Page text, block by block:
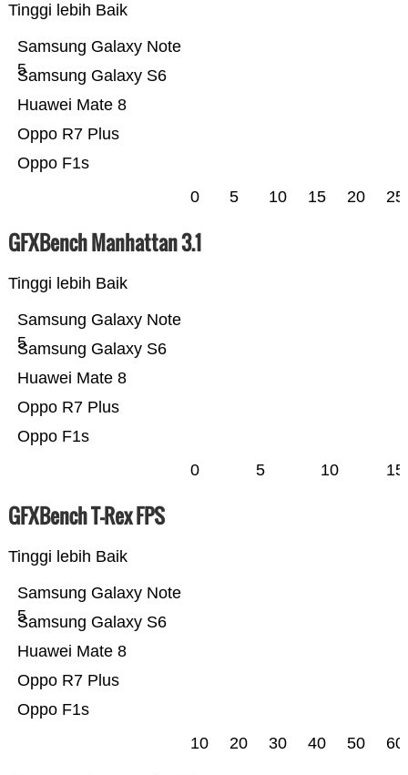
Tinggi lebih Baik
Oppo F1s
Oppo R7 Plus
Huawei Mate 8
Samsung Galaxy S6
Samsung Galaxy Note
5
0 5 10 15 20 25
GFXBench Manhattan 3.1
Tinggi lebih Baik
Oppo F1s
Oppo R7 Plus
Huawei Mate 8
Samsung Galaxy S6
Samsung Galaxy Note
5
0 5 10 15
GFXBench T-Rex FPS
Tinggi lebih Baik
Oppo F1s
Oppo R7 Plus
Huawei Mate 8
Samsung Galaxy S6
Samsung Galaxy Note
5
10 20 30 40 50 60